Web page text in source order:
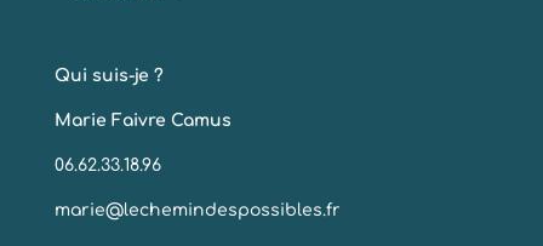
Qui suis-je ?
Marie Faivre Camus
06.62.33.18.96
marie@lechemindespossibles.fr